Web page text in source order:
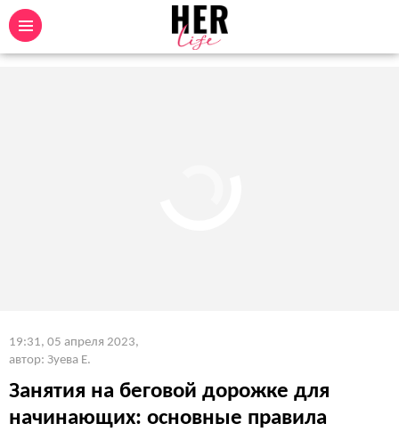
19:31, 05 апреля 2023,
автор: Зуева Е.
Занятия на беговой дорожке для
начинающих: основные правила